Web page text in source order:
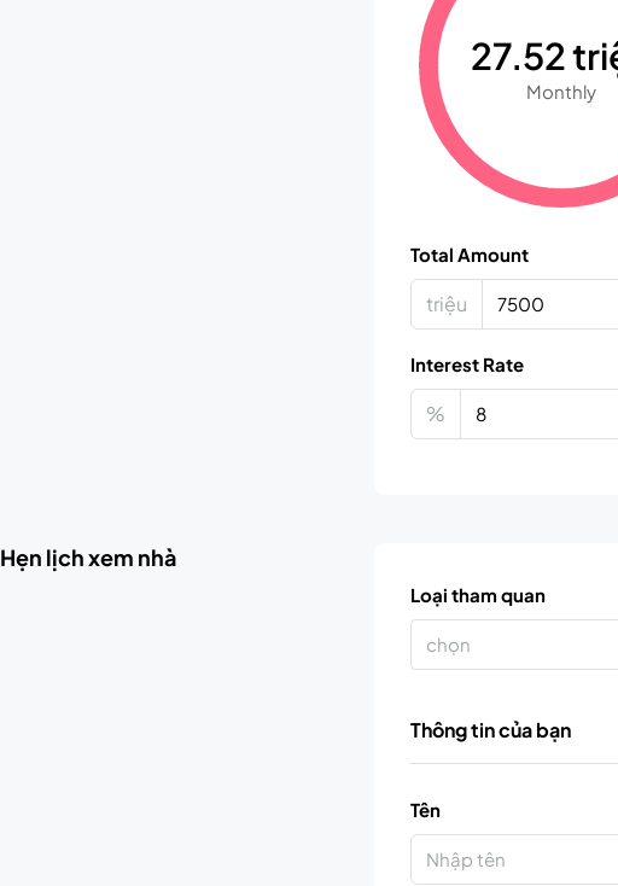
27.52
Monthly
Total Amount
triệu
Interest Rate
%
Hẹn lịch xem nhà
Loại tham quan
chọn
Thông tin của bạn
Tên